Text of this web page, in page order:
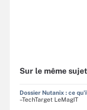
Sur le même sujet
Dossier Nutanix : ce
–TechTarget LeMagIT